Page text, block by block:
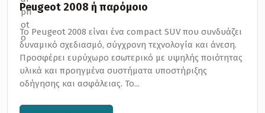
Peugeot 2008 ή παρόμοιο
Το Peugeot 2008 είναι ένα compact SUV που συνδυάζει
δυναμικό σχεδιασμό, σύγχρονη τεχνολογία και άνεση.
Προσφέρει ευρύχωρο εσωτερικό με υψηλής ποιότητας
υλικά και προηγμένα συστήματα υποστήριξης
οδήγησης και ασφάλειας. Το...